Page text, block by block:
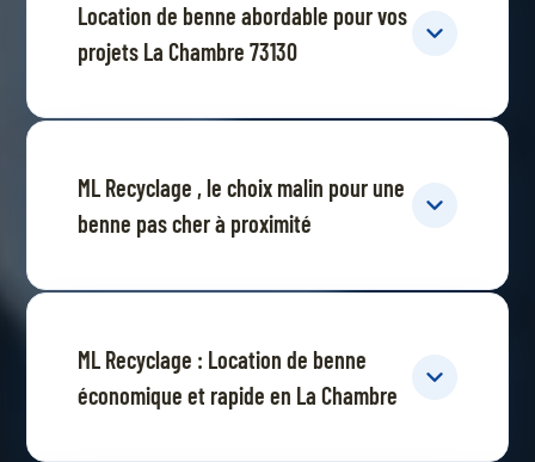
Location de benne abordable pour vos
projets La Chambre 73130
ML Recyclage , le choix malin pour une
benne pas cher à proximité
ML Recyclage : Location de benne
économique et rapide en La Chambre